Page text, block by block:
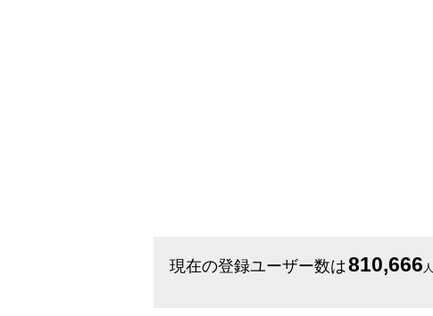
現在の登録ユーザー数は810,666 人